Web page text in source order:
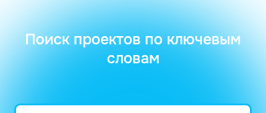
Поиск проектов по ключевым
словам